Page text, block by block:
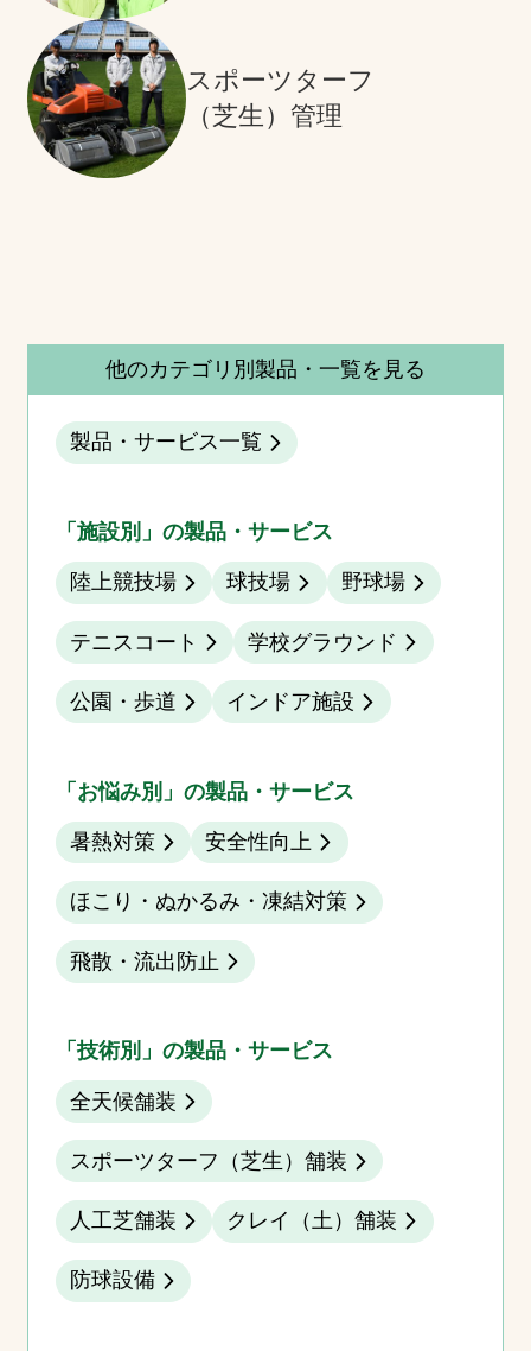
スポーツターフ
（芝生）管理
他のカテゴリ別製品・一覧を見る
製品・サービス一覧
「施設別」の製品・サービス
陸上競技場 球技場 野球場
テニスコート 学校グラウンド
公園・歩道 インドア施設
「お悩み別」の製品・サービス
暑熱対策 安全性向上
ほこり・ぬかるみ・凍結対策
飛散・流出防止
「技術別」の製品・サービス
全天候舗装
スポーツターフ（芝生）舗装
人工芝舗装 クレイ（土）舗装
防球設備